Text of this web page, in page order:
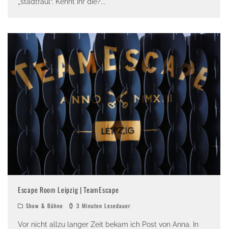
Escape Room Leipzig | TeamEscape
Show & Bühne 3 Minuten Lesedauer
Vor nicht allzu langer Zeit bekam ich Post von Anna. In